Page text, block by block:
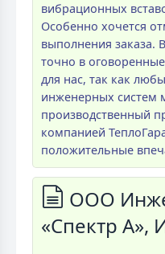
вибрационных
Особенно хочется
выполнения заказа.
точно в
для нас, так как
инженерных систем
производственный
компанией
положительные
ООО
«Спектр А»,